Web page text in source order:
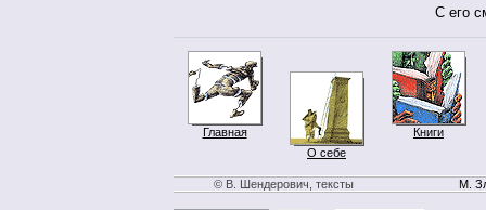
С его
Главная
О себе
Книги
© В. Шендерович, тексты М.